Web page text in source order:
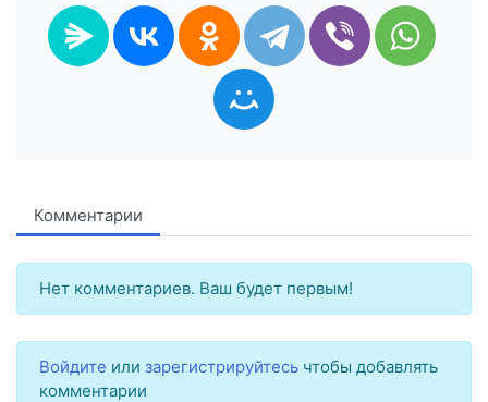
Комментарии
Нет комментариев. Ваш будет первым!
Войдите или зарегистрируйтесь чтобы добавлять
комментарии